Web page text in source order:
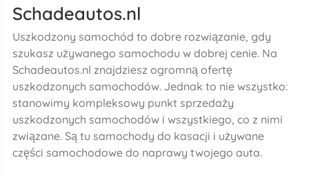
Schadeautos.nl
Uszkodzony samochód to dobre rozwiązanie, gdy
szukasz używanego samochodu w dobrej cenie. Na
Schadeautos.nl znajdziesz ogromną ofertę
uszkodzonych samochodów. Jednak to nie wszystko:
stanowimy kompleksowy punkt sprzedaży
uszkodzonych samochodów i wszystkiego, co z nimi
związane. Są tu samochody do kasacji i używane
części samochodowe do naprawy twojego auta.